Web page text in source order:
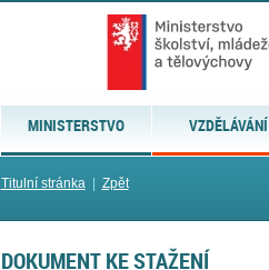
MINISTERSTVO VZDĚLÁVÁNÍ
Titulní stránka| Zpět
DOKUMENT KE STAŽENÍ